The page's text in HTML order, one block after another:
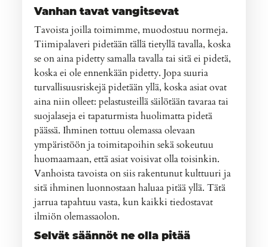
Vanhan tavat vangitsevat
Tavoista joilla toimimme, muodostuu normeja.
Tiimipalaveri pidetään tällä tietyllä tavalla, koska
se on aina pidetty samalla tavalla tai sitä ei pidetä,
koska ei ole ennenkään pidetty. Jopa suuria
turvallisuusriskejä pidetään yllä, koska asiat ovat
aina niin olleet: pelastusteillä säilötään tavaraa tai
suojalaseja ei tapaturmista huolimatta pidetä
päässä. Ihminen tottuu olemassa olevaan
ympäristöön ja toimitapoihin sekä sokeutuu
huomaamaan, että asiat voisivat olla toisinkin.
Vanhoista tavoista on siis rakentunut kulttuuri ja
sitä ihminen luonnostaan haluaa pitää yllä. Tätä
jarrua tapahtuu vasta, kun kaikki tiedostavat
ilmiön olemassaolon.
Selvät säännöt ne olla pitää